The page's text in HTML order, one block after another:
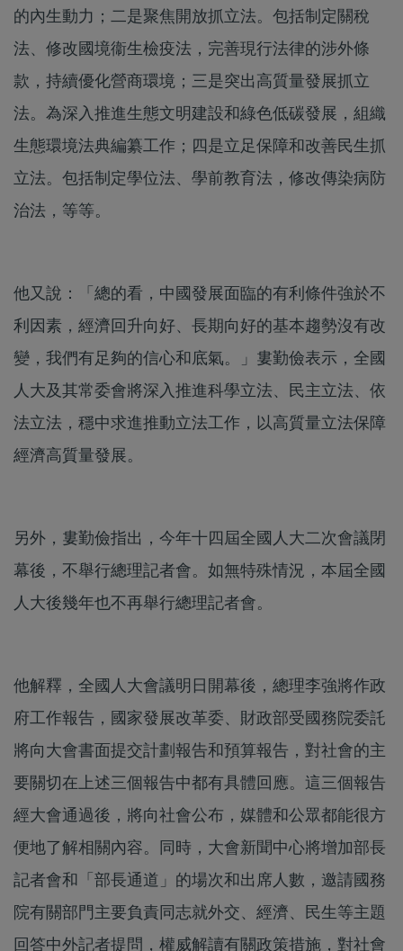
的內生動力；二是聚焦開放抓立法。包括制定關稅
法、修改國境衞生檢疫法，完善現行法律的涉外條
款，持續優化營商環境；三是突出高質量發展抓立
法。為深入推進生態文明建設和綠色低碳發展，組織
生態環境法典編纂工作；四是立足保障和改善民生抓
立法。包括制定學位法、學前教育法，修改傳染病防
治法，等等。
他又說：「總的看，中國發展面臨的有利條件強於不
利因素，經濟回升向好、長期向好的基本趨勢沒有改
變，我們有足夠的信心和底氣。」婁勤儉表示，全國
人大及其常委會將深入推進科學立法、民主立法、依
法立法，穩中求進推動立法工作，以高質量立法保障
經濟高質量發展。
另外，婁勤儉指出，今年十四屆全國人大二次會議閉
幕後，不舉行總理記者會。如無特殊情況，本屆全國
人大後幾年也不再舉行總理記者會。
他解釋，全國人大會議明日開幕後，總理李強將作政
府工作報告，國家發展改革委、財政部受國務院委託
將向大會書面提交計劃報告和預算報告，對社會的主
要關切在上述三個報告中都有具體回應。這三個報告
經大會通過後，將向社會公布，媒體和公眾都能很方
便地了解相關內容。同時，大會新聞中心將增加部長
記者會和「部長通道」的場次和出席人數，邀請國務
院有關部門主要負責同志就外交、經濟、民生等主題
回答中外記者提問，權威解讀有關政策措施，對社會